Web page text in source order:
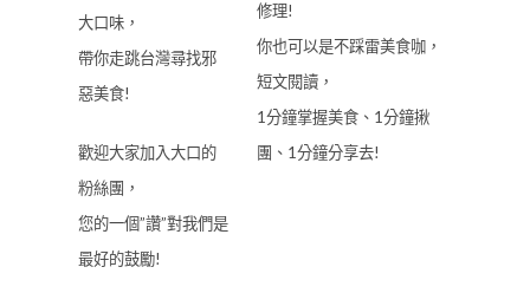
大口味，
帶你走跳台灣尋找邪
惡美食!
歡迎大家加入大口的
粉絲團，
您的一個”讚”對我們是
最好的鼓勵!
修理!
你也可以是不踩雷美食咖，
短文閱讀，
1分鐘掌握美食、1分鐘揪
團、1分鐘分享去!